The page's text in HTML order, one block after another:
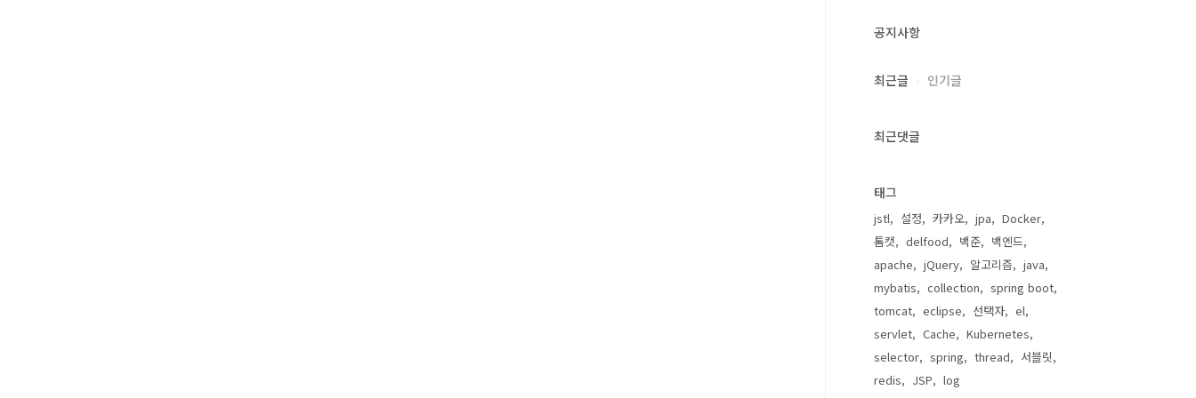
공지사항
최근글 인기글
최근댓글
태그
jstl 설정 카카오 jpa
Docker
톰캣
delfood 백준
백엔드
apache
jQuery 알고리즘
java
mybatis
collection
spring boot
tomcat
eclipse 선택자
el
servlet
Cache
Kubernetes
selector
spring thread
서블릿
redis
JSP log